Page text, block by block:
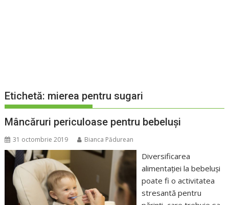
Etichetă: mierea pentru sugari
Mâncăruri periculoase pentru bebeluși
31 octombrie 2019 Bianca Pădurean
Diversificarea
alimentației la bebeluși
poate fi o activitatea
stresantă pentru